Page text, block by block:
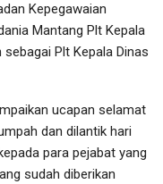
Kepegawaian
Mantang Plt Kepala
Plt Kepala Dinas
ucapan selamat
dan dilantik hari
para pejabat yang
sudah diberikan